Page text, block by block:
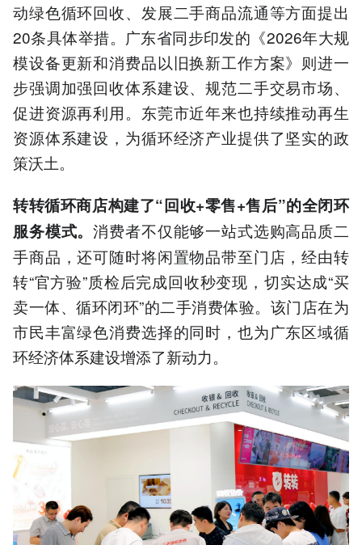
动绿色循环回收、发展二手商品流通等方面提出
20条具体举措。广东省同步印发的《2026年大规
模设备更新和消费品以旧换新工作方案》则进一
步强调加强回收体系建设、规范二手交易市场、
促进资源再利用。东莞市近年来也持续推动再生
资源体系建设，为循环经济产业提供了坚实的政
策沃土。
转转循环商店构建了“回收+零售+售后”的全闭环
服务模式。消费者不仅能够一站式选购高品质二
手商品，还可随时将闲置物品带至门店，经由转
转“官方验”质检后完成回收秒变现，切实达成“买
卖一体、循环闭环”的二手消费体验。该门店在为
市民丰富绿色消费选择的同时，也为广东区域循
环经济体系建设增添了新动力。